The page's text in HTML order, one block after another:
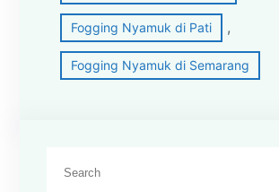
Fogging Nyamuk di Pati ,
Fogging Nyamuk di Semarang